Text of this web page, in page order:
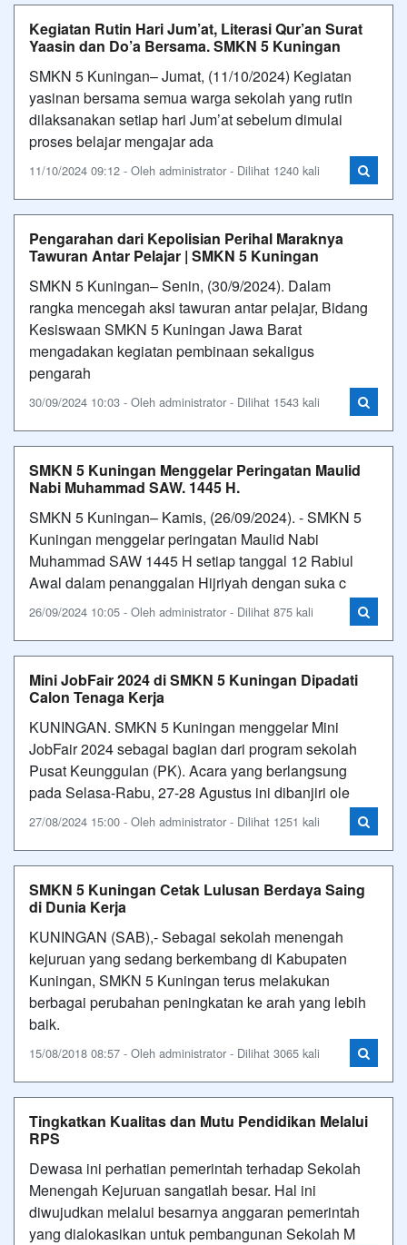
Kegiatan Rutin Hari Jum’at, Literasi Qur’an Surat
Yaasin dan Do’a Bersama. SMKN 5 Kuningan
SMKN 5 Kuningan– Jumat, (11/10/2024) Kegiatan
yasinan bersama semua warga sekolah yang rutin
dilaksanakan setiap hari Jum’at sebelum dimulai
proses belajar mengajar ada
11/10/2024 09:12 - Oleh administrator - Dilihat 1240 kali
Pengarahan dari Kepolisian Perihal Maraknya
Tawuran Antar Pelajar | SMKN 5 Kuningan
SMKN 5 Kuningan– Senin, (30/9/2024). Dalam
rangka mencegah aksi tawuran antar pelajar, Bidang
Kesiswaan SMKN 5 Kuningan Jawa Barat
mengadakan kegiatan pembinaan sekaligus
pengarah
30/09/2024 10:03 - Oleh administrator - Dilihat 1543 kali
SMKN 5 Kuningan Menggelar Peringatan Maulid
Nabi Muhammad SAW. 1445 H.
SMKN 5 Kuningan– Kamis, (26/09/2024). - SMKN 5
Kuningan menggelar peringatan Maulid Nabi
Muhammad SAW 1445 H setiap tanggal 12 Rabiul
Awal dalam penanggalan Hijriyah dengan suka c
26/09/2024 10:05 - Oleh administrator - Dilihat 875 kali
Mini JobFair 2024 di SMKN 5 Kuningan Dipadati
Calon Tenaga Kerja
KUNINGAN. SMKN 5 Kuningan menggelar Mini
JobFair 2024 sebagai bagian dari program sekolah
Pusat Keunggulan (PK). Acara yang berlangsung
pada Selasa-Rabu, 27-28 Agustus ini dibanjiri ole
27/08/2024 15:00 - Oleh administrator - Dilihat 1251 kali
SMKN 5 Kuningan Cetak Lulusan Berdaya Saing
di Dunia Kerja
KUNINGAN (SAB),- Sebagai sekolah menengah
kejuruan yang sedang berkembang di Kabupaten
Kuningan, SMKN 5 Kuningan terus melakukan
berbagai perubahan peningkatan ke arah yang lebih
baik.
15/08/2018 08:57 - Oleh administrator - Dilihat 3065 kali
Tingkatkan Kualitas dan Mutu Pendidikan Melalui
RPS
Dewasa ini perhatian pemerintah terhadap Sekolah
Menengah Kejuruan sangatlah besar. Hal ini
diwujudkan melalui besarnya anggaran pemerintah
yang dialokasikan untuk pembangunan Sekolah M